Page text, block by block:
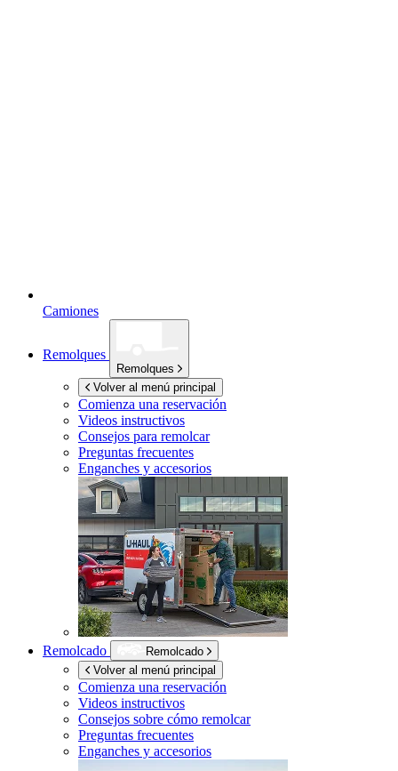
Camiones
Remolques
Remolques
Volver al menú principal
Comienza una reservación
Videos instructivos
Consejos para remolcar
Preguntas frecuentes
Enganches y accesorios
Remolcado
Remolcado
Volver al menú principal
Comienza una reservación
Videos instructivos
Consejos sobre cómo remolcar
Preguntas frecuentes
Enganches y accesorios